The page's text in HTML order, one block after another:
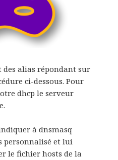
alias répondant sur
ci-dessous. Pour
dhcp le serveur
à dnsmasq
personnalisé et lui
le fichier hosts de la